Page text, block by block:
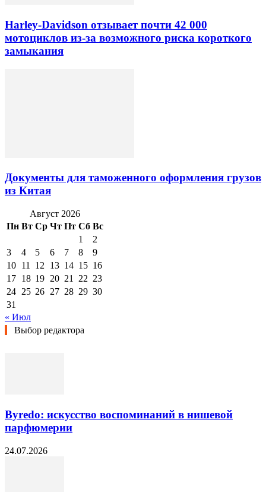
Harley-Davidson отзывает почти 42 000
мотоциклов из-за возможного риска короткого
замыкания
Документы для таможенного оформления грузов
из Китая
Август 2026
Пн Вт Ср Чт Пт Сб Вс
1
2
3
4 5 6 7 8
9
10 11 12 13 14 15 16
17 18 19 20 21 22 23
24 25 26 27 28 29 30
31
« Июл
Выбор редактора
Byredo: искусство воспоминаний в нишевой
парфюмерии
24.07.2026